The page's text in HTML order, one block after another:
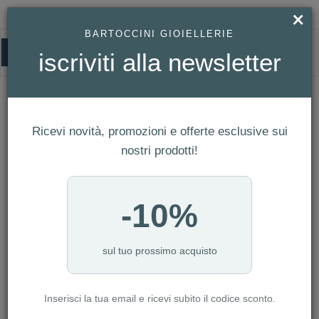
HOMEPAGE BRACCIALE KARL LAGERFELD REF. KLAYC24
Bracciale Karl Lagerfeld Ref. KLAYC24
×
BARTOCCINI GIOIELLERIE
iscriviti alla newsletter
Ricevi novità, promozioni e offerte esclusive sui
nostri prodotti!
-10%
sul tuo prossimo acquisto
Inserisci la tua email e ricevi subito il codice sconto.